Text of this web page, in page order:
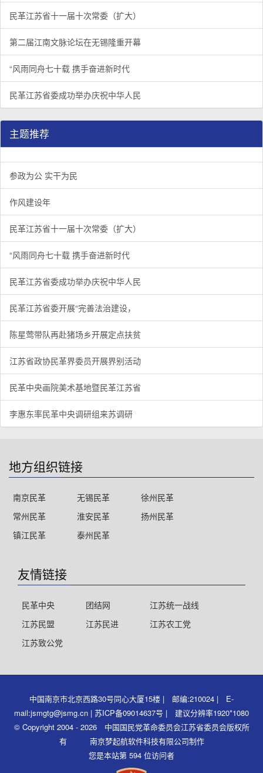
民革江苏省十一届十次常委（扩大）
第二届江南文脉论坛在无锡隆重开幕
“风雨同舟七十载 携手奋进新时代
民革江苏省委成功举办庆祝中华人民
主题推荐
参政为公 实干为民
作风建设年
民革江苏省十一届十次常委（扩大）
“风雨同舟七十载 携手奋进新时代
民革江苏省委成功举办庆祝中华人民
民革江苏省委开展“完善法治建设，
陈星莺带队再赴猪场乡开展定点扶贫
江苏省政协民革界委员开展界别活动
民革中央画院美术基地暨民革江苏省
李惠东率民革中央调研组来苏调研
地方组织链接
南京民革 无锡民革
徐州民革
常州民革
淮安民革
扬州民革
镇江民革
泰州民革
友情链接
民革中央 团结网
江苏统一战线
江苏民盟
江苏民进
江苏农工党
江苏致公党
中国南京市北京西路30号同心大厦15楼 | 邮编:210024 | E-
mail:jsmgtg@jsmg.cn | 苏ICP备09014637号 | 建议分辨率1920*1080
© Copyright 2004 - 2026 中国国民党革命委员会江苏省委员会版权所
有 南京梦起航软件科技有限公司制作
您是本站第 594 位访问者